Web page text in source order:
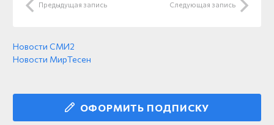
Предыдущая запись Следующая запись
Новости СМИ2
Новости МирТесен
ОФОРМИТЬ ПОДПИСКУ